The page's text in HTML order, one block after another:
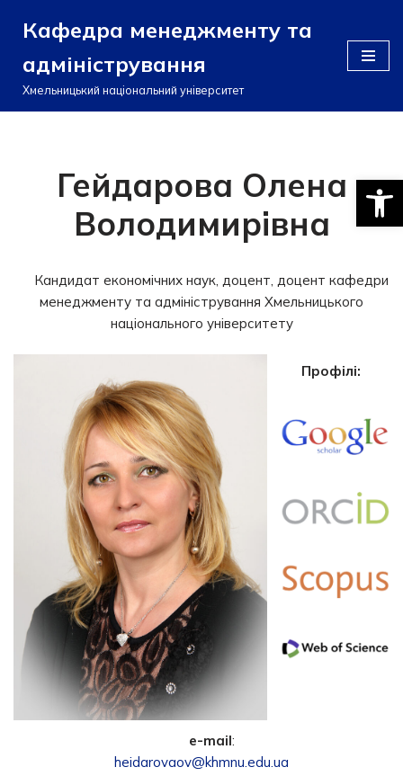
Перейти
до
вмісту
Кафедра менеджменту та
адміністрування
Хмельницький національний університет
Гейдарова Олена
Володимирівна
Кандидат економічних наук, доцент, доцент кафедри
менеджменту та адміністрування Хмельницького
національного університету
Профілі:
e-mail:
heidarovaov@khmnu.edu.ua